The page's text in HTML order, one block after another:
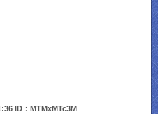
ID：MTMxMTc3M